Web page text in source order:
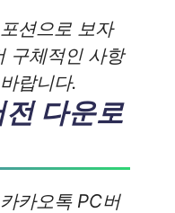
션으로 보자
구체적인 사항
랍니다.
다운로
카오톡 PC버